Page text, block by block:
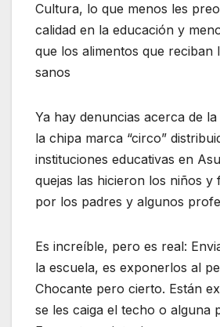
Cultura, lo que menos les
calidad en la educación y
que los alimentos que reciban
sanos
Ya hay denuncias acerca de la
la chipa marca “circo”
instituciones educativas en
quejas las hicieron los niños y
por los padres y algunos
Es increíble, pero es real:
la escuela, es exponerlos al
Chocante pero cierto. Están
se les caiga el techo o alguna